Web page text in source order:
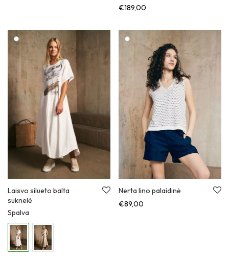
€189,00
Laisvo silueto balta
suknelė
Spalva
Nerta lino palaidinė
€89,00